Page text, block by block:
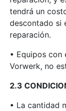
tendrá un
descontado si
reparación.
• Equipos
Vorwerk, no
2.3
• La cantidad